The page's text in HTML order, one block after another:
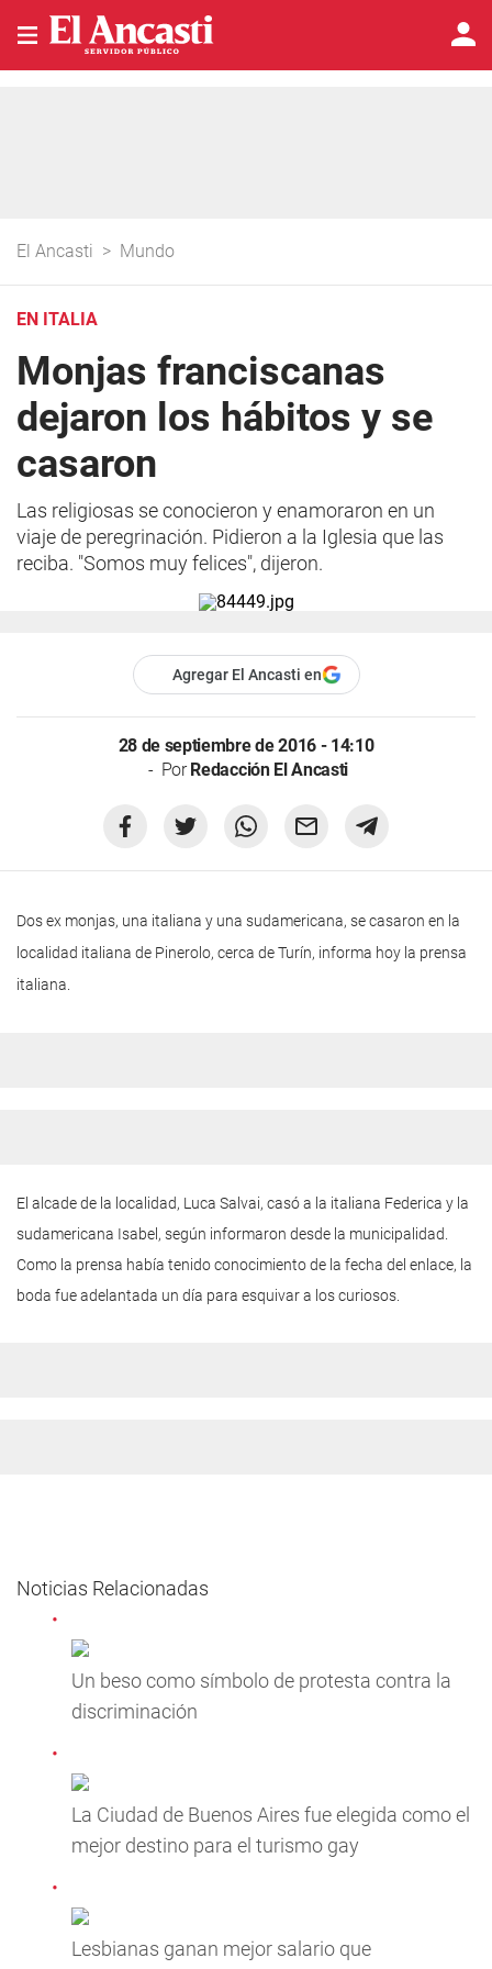
El Ancasti > Mundo
EN ITALIA
Monjas franciscanas
dejaron los hábitos y se
casaron
Las religiosas se conocieron y enamoraron en un
viaje de peregrinación. Pidieron a la Iglesia que las
reciba. "Somos muy felices", dijeron.
Agregar El Ancasti en
28 de septiembre de 2016 - 14:10
PorRedacción El Ancasti
Dos ex monjas, una italiana y una sudamericana, se casaron en la
localidad italiana de Pinerolo, cerca de Turín, informa hoy la prensa
italiana.
El alcade de la localidad, Luca Salvai, casó a la italiana Federica y la
sudamericana Isabel, según informaron desde la municipalidad.
Como la prensa había tenido conocimiento de la fecha del enlace, la
boda fue adelantada un día para esquivar a los curiosos.
Noticias Relacionadas
Un beso como símbolo de protesta contra la
discriminación
La Ciudad de Buenos Aires fue elegida como el
mejor destino para el turismo gay
Lesbianas ganan mejor salario que